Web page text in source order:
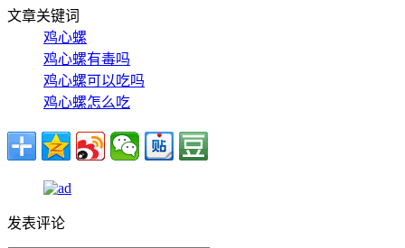
文章关键词
鸡心螺
鸡心螺有毒吗
鸡心螺可以吃吗
鸡心螺怎么吃
发表评论